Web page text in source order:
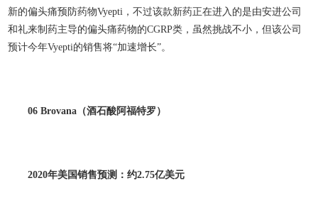
新的偏头痛预防药物Vyepti，不过该款新药正在进入的是由安进公司
和礼来制药主导的偏头痛药物的CGRP类，虽然挑战不小，但该公司
预计今年Vyepti的销售将“加速增长”。
06 Brovana （酒石酸阿福特罗）
2020年美国销售预测：约2.75亿美元